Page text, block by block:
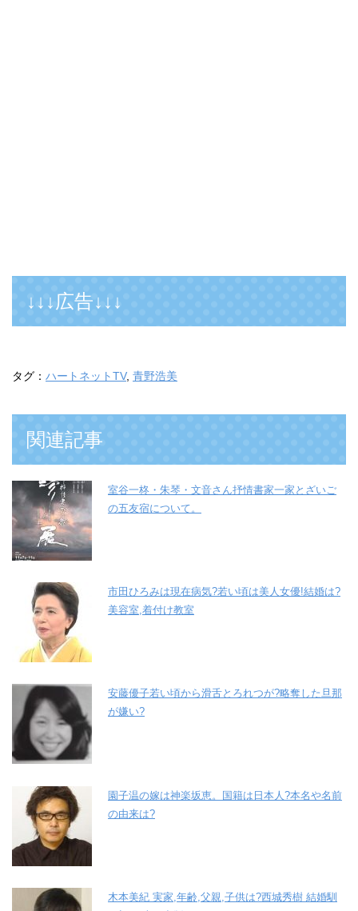
↓↓↓広告↓↓↓
タグ： ハートネットTV, 青野浩美
関連記事
室谷一柊・朱琴・文音さん抒情書家一家とざいご
の五友宿について。
市田ひろみは現在病気?若い頃は美人女優!結婚は?
美容室,着付け教室
安藤優子若い頃から滑舌とろれつが?略奪した旦那
が嫌い?
園子温の嫁は神楽坂恵。国籍は日本人?本名や名前
の由来は?
木本美紀 実家,年齢,父親,子供は?西城秀樹 結婚馴